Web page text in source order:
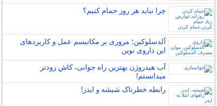
چرا نباید هر روز حمام کنیم؟
آلدسلوکین؛ مروری بر مکانیسم عمل و کاربردهای
این داروی نوین
آب هیدروژن بهترین راه جوانی، کاش زودتر
میدانستم!
رابطه خطرناک شیشه و ایدز!